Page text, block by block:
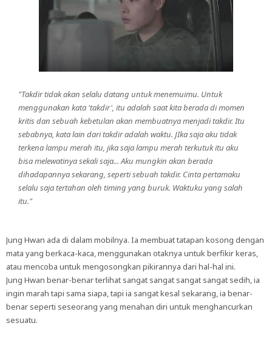
"Takdir tidak akan selalu datang untuk menemuimu. Untuk
menggunakan kata 'takdir', itu adalah saat kita berada di momen
kritis dan sebuah kebetulan akan membuatnya menjadi takdir. Itu
sebabnya, kata lain dari takdir adalah waktu. JIka saja aku tidak
terkena lampu merah itu, jika saja lampu merah terkutuk itu aku
bisa melewatinya sekali saja... Aku mungkin akan berada
dihadapannya sekarang, seperti sebuah takdir. Cinta pertamaku
selalu saja tertahan oleh timing yang buruk. Waktuku yang salah
itu."
Jung Hwan ada di dalam mobilnya. Ia membuat tatapan kosong dengan
mata yang berkaca-kaca, menggunakan otaknya untuk berfikir keras,
atau mencoba untuk mengosongkan pikirannya dari hal-hal ini.
Jung Hwan benar-benar terlihat sangat sangat sangat sangat sedih, ia
ingin marah tapi sama siapa, tapi ia sangat kesal sekarang, ia benar-
benar seperti seseorang yang menahan diri untuk menghancurkan
sesuatu.